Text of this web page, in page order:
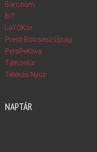
Bárczium
BIT
LáTÓKör
Presti Bölcsész Újság
PersPeKtíva
TátKontúr
Tétékás Nyúz
NAPTÁR